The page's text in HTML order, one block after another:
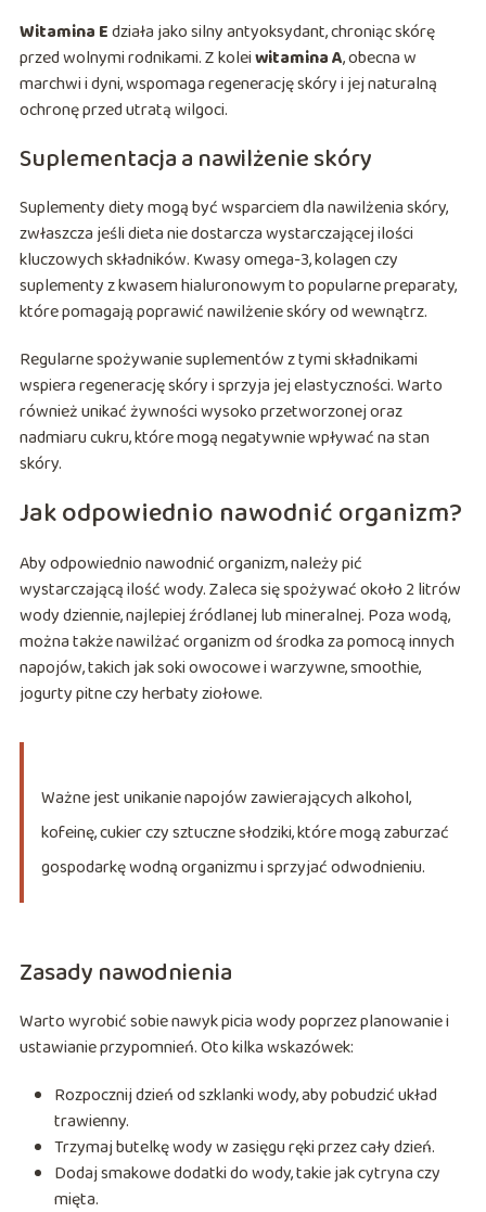
Witamina Edziała jako silny antyoksydant, chroniąc skórę
przed wolnymi rodnikami. Z koleiwitamina A, obecna w
marchwi i dyni, wspomaga regenerację skóry i jej naturalną
ochronę przed utratą wilgoci.
Suplementacja a nawilżenie skóry
Suplementy diety mogą być wsparciem dla nawilżenia skóry,
zwłaszcza jeśli dieta nie dostarcza wystarczającej ilości
kluczowych składników. Kwasy omega-3, kolagen czy
suplementy z kwasem hialuronowym to popularne preparaty,
które pomagają poprawić nawilżenie skóry od wewnątrz.
Regularne spożywanie suplementów z tymi składnikami
wspiera regenerację skóry i sprzyja jej elastyczności. Warto
również unikać żywności wysoko przetworzonej oraz
nadmiaru cukru, które mogą negatywnie wpływać na stan
skóry.
Jak odpowiednio nawodnić organizm?
Aby odpowiednio nawodnić organizm, należy pić
wystarczającą ilość wody. Zaleca się spożywać około 2 litrów
wody dziennie, najlepiej źródlanej lub mineralnej. Poza wodą,
można także nawilżać organizm od środka za pomocą innych
napojów, takich jak soki owocowe i warzywne, smoothie,
jogurty pitne czy herbaty ziołowe.
Ważne jest unikanie napojów zawierających alkohol,
kofeinę, cukier czy sztuczne słodziki, które mogą zaburzać
gospodarkę wodną organizmu i sprzyjać odwodnieniu.
Zasady nawodnienia
Warto wyrobić sobie nawyk picia wody poprzez planowanie i
ustawianie przypomnień. Oto kilka wskazówek:
Rozpocznij dzień od szklanki wody, aby pobudzić układ
trawienny.
Trzymaj butelkę wody w zasięgu ręki przez cały dzień.
Dodaj smakowe dodatki do wody, takie jak cytryna czy
mięta.